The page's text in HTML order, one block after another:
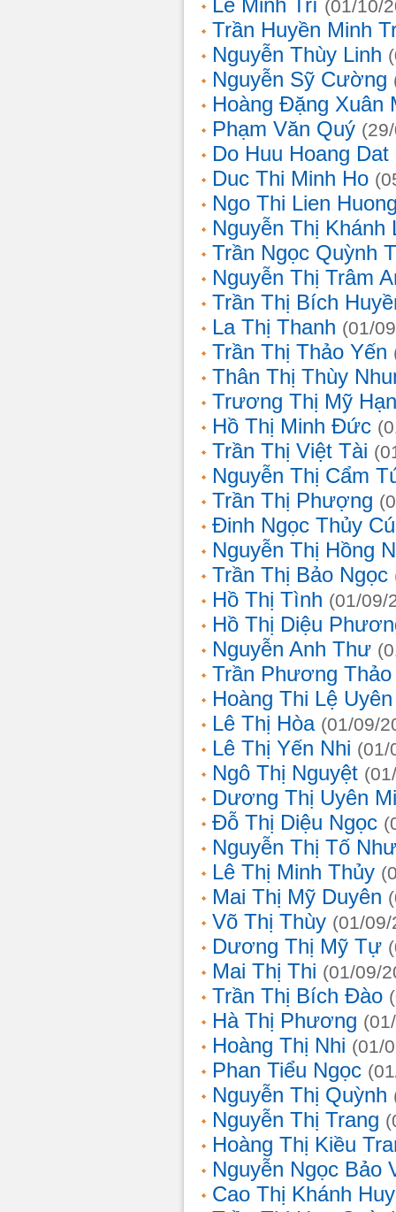
Lê Minh Trí (01/10/
Trần Huyền Minh
Nguyễn Thùy Linh
Nguyễn Sỹ Cường
Hoàng Đặng Xuân
Phạm Văn Quý
Do Huu Hoang Dat
Duc Thi Minh Ho
Ngo Thi Lien
Nguyễn Thị Khánh
Trần Ngọc Quỳnh
Nguyễn Thị Trâm
Trần Thị Bích
La Thị Thanh (01/
Trần Thị Thảo Yến
Thân Thị Thùy
Trương Thị Mỹ
Hồ Thị Minh Đức
Trần Thị Việt Tài
Nguyễn Thị Cẩm
Trần Thị Phượng
Đinh Ngọc Thủy
Nguyễn Thị Hồng
Trần Thị Bảo Ngọc
Hồ Thị Tình (01/09/
Hồ Thị Diệu
Nguyễn Anh Thư
Trần Phương Thảo
Hoàng Thi Lệ Uyên
Lê Thị Hòa (01/09/
Lê Thị Yến Nhi (01/
Ngô Thị Nguyệt
Dương Thị Uyên Mi
Đỗ Thị Diệu Ngọc
Nguyễn Thị Tố Như
Lê Thị Minh Thủy
Mai Thị Mỹ Duyên
Võ Thị Thùy (01/
Dương Thị Mỹ Tự
Mai Thị Thi (01/09/
Trần Thị Bích Đào
Hà Thị Phương
Hoàng Thị Nhi (01/
Phan Tiểu Ngọc
Nguyễn Thị Quỳnh
Nguyễn Thị Trang
Hoàng Thị Kiều
Nguyễn Ngọc Bảo
Cao Thị Khánh